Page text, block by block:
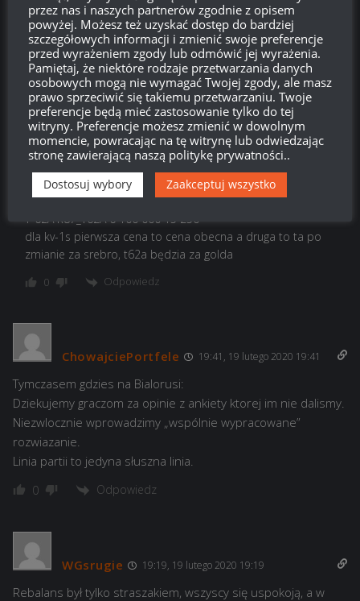
Reply toEch 22:50, 19 lutego 2020 22:50
Tam nic nie ma o cenach…
0 Odpowiedz
aaaa
Reply toAnonimowo 00:05, 20 lutego 2020 00:05
jest w tabelce, ale tableka się nie skaluje do rozdzielczości, u
mnie np jedna z kolumn jest obcięta
KV-1S R13_KV-1s 410 000 910 000
Т-62А R87_T62A 6 100 000 15 250
dla kv-1s pierwsza cena to cena obecna a druga to ta po
zmianie za srebro, t62a będzia za golda
0 Odpowiedz
ChowajciePortfele 19:41, 19 lutego 2020 19:41
Tymczasem gdzies na Bialorusi:
Dziekujemy graczom za opinie z ankiety ktorej im nie dalismy.
Niezwlocznie wprowadzimy „wspólnie wypracowane”
rozwiazanie.
Linia partii to jedyna słuszna linia.
0 Odpowiedz
WGsrugie 19:19, 19 lutego 2020 19:19
Rebalans był tylko straszakiem, wszyscy się uspokoją, a w
przez nas i naszych partnerów zgodnie z opisem
powyżej. Możesz też uzyskać dostęp do bardziej
szczegółowych informacji i zmienić swoje preferencje
przed wyrażeniem zgody lub odmówić jej wyrażenia.
Pamiętaj, że niektóre rodzaje przetwarzania danych
osobowych mogą nie wymagać Twojej zgody, ale masz
prawo sprzeciwić się takiemu przetwarzaniu. Twoje
preferencje będą mieć zastosowanie tylko do tej
witryny. Preferencje możesz zmienić w dowolnym
momencie, powracając na tę witrynę lub odwiedzając
stronę zawierającą naszą politykę prywatności..
Dostosuj wybory Zaakceptuj wszystko